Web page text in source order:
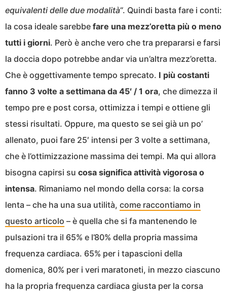
equivalenti delle due modalità“. Quindi basta fare i conti:
la cosa ideale sarebbe fare una mezz’oretta più o meno
tutti i giorni. Però è anche vero che tra prepararsi e farsi
la doccia dopo potrebbe andar via un’altra mezz’oretta.
Che è oggettivamente tempo sprecato. I più costanti
fanno 3 volte a settimana da 45′ / 1 ora, che dimezza il
tempo pre e post corsa, ottimizza i tempi e ottiene gli
stessi risultati. Oppure, ma questo se sei già un po’
allenato, puoi fare 25′ intensi per 3 volte a settimana,
che è l’ottimizzazione massima dei tempi. Ma qui allora
bisogna capirsi su cosa significa attività vigorosa o
intensa. Rimaniamo nel mondo della corsa: la corsa
lenta – che ha una sua utilità, come raccontiamo in
questo articolo – è quella che si fa mantenendo le
pulsazioni tra il 65% e l’80% della propria massima
frequenza cardiaca. 65% per i tapascioni della
domenica, 80% per i veri maratoneti, in mezzo ciascuno
ha la propria frequenza cardiaca giusta per la corsa